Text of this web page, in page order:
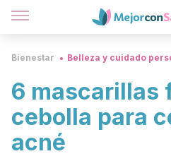
Bienestar Belleza y cuidado
6 mascarillas
cebolla para
acné